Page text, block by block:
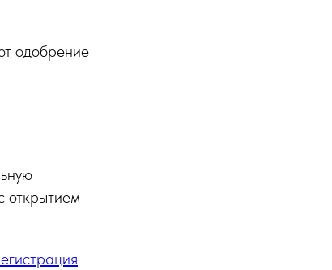
одобрение
открытием